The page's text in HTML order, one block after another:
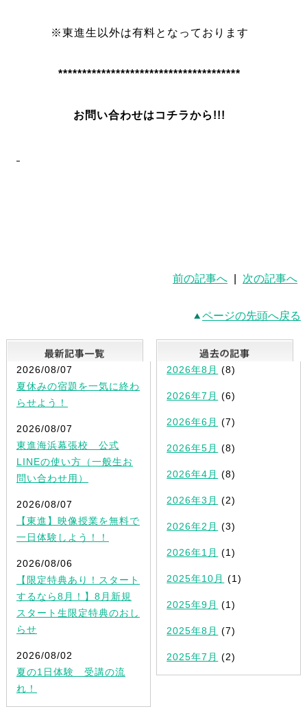
※東進生以外は有料となっております
**************************************
お問い合わせはコチラから!!!
前の記事へ 次の記事へ
ページの先頭へ戻る
最新記事一覧
2026/08/07
夏休みの宿題を一気に終わ
らせよう！
2026/08/07
東進海浜幕張校 公式
LINEの使い方（一般生お
問い合わせ用）
2026/08/07
【東進】映像授業を無料で
一日体験しよう！！
2026/08/06
【限定特典あり！スタート
するなら8月！】8月新規
スタート生限定特典のおし
らせ
2026/08/02
夏の1日体験 受講の流
れ！
2026年8月 (8)
2026年7月 (6)
2026年6月 (7)
2026年5月 (8)
2026年4月 (8)
2026年3月 (2)
2026年2月 (3)
2026年1月 (1)
2025年10月 (1)
2025年9月 (1)
2025年8月 (7)
2025年7月 (2)